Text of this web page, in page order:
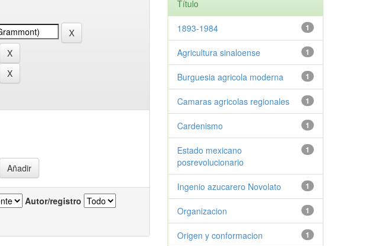
Autor/registro
Título
1
1893-1984
1
Agricultura sinaloense
1
Burguesia agricola moderna
1
Camaras agricolas regionales
1
Cardenismo
1
Estado mexicano
posrevolucionario
1
Ingenio azucarero Novolato
1
Organizacion
1
Origen y conformacion